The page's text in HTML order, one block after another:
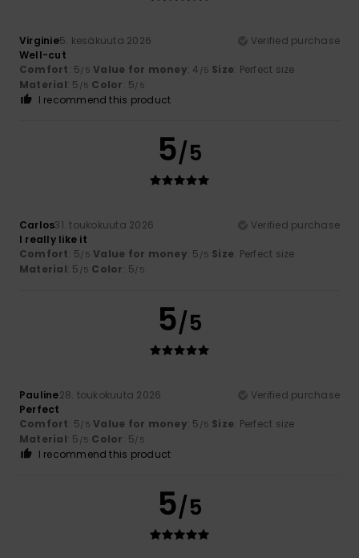
Virginie5. kesäkuuta 2026
Verified purchase
Well-cut
Comfort: 5/5 Value for money: 4 /5 Size: Perfect size
Material: 5 /5 Color: 5/5
I recommend this product
5/5
Carlos31. toukokuuta 2026
Verified purchase
I really like it
Comfort: 5/5 Value for money: 5 /5 Size: Perfect size
Material: 5 /5 Color: 5/5
5/5
Pauline28. toukokuuta 2026
Verified purchase
Perfect
Comfort: 5/5 Value for money: 5 /5 Size: Perfect size
Material: 5 /5 Color: 5/5
I recommend this product
5/5